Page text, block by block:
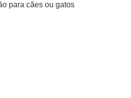
para cães ou gatos